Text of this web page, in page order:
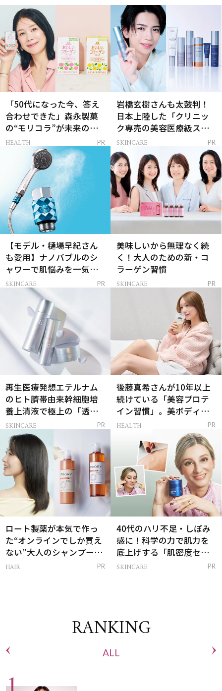
「50代になった今、答え
合わせできた」森永製菓
の“モリコラ”が未来のキ
レイを連れてくる！
HEALTH PR
岩橋玄樹さんも太鼓判！
日本上陸した「クリニッ
ク専売の美容医療級スキ
ンケア」
SKINCARE PR
【モデル・樋場早紀さん
も愛用】ナノバブルのシ
ャワーで肌悩みを一気に
解決
SKINCARE PR
美味しいから無理なく続
く！大人のための新・コ
ラーゲン習慣
SKINCARE PR
再生医療発想エテルナム
のヒト臍帯由来幹細胞培
養上清液で極上の「透明
感ハリ肌」へ
SKINCARE PR
後藤真希さんが10年以上
続けている「美容プロテ
イン習慣」。美ボディを
支える朝ルーティンと
HEALTH PR
ロート製薬が本気で作っ
た“オンラインでしか買え
ない”大人のシャンプー＆
トリートメントって？
HAIR PR
40代のハリ不足・しぼみ
感に！科学の力で肌力を
底上げする「肌密度セラ
ム」
SKINCARE PR
RANKING
ALL